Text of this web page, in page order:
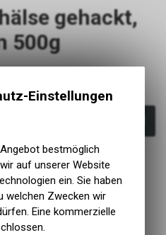
gehackt,
500g
Warenkorb
500g
Einstellungen
bestmöglich
auf unserer Website
ein. Sie haben
welchen Zwecken wir
Eine kommerzielle